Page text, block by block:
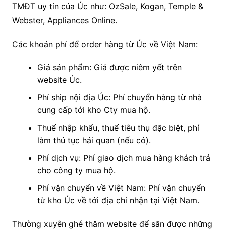
TMĐT uy tín của Úc như: OzSale, Kogan, Temple &
Webster, Appliances Online.
Các khoản phí để order hàng từ Úc về Việt Nam:
Giá sản phẩm: Giá được niêm yết trên
website Úc.
Phí ship nội địa Úc: Phí chuyển hàng từ nhà
cung cấp tới kho Cty mua hộ.
Thuế nhập khẩu, thuế tiêu thụ đặc biệt, phí
làm thủ tục hải quan (nếu có).
Phí dịch vụ: Phí giao dịch mua hàng khách trả
cho công ty mua hộ.
Phí vận chuyển về Việt Nam: Phí vận chuyển
từ kho Úc về tới địa chỉ nhận tại Việt Nam.
Thường xuyên ghé thăm website để săn được những